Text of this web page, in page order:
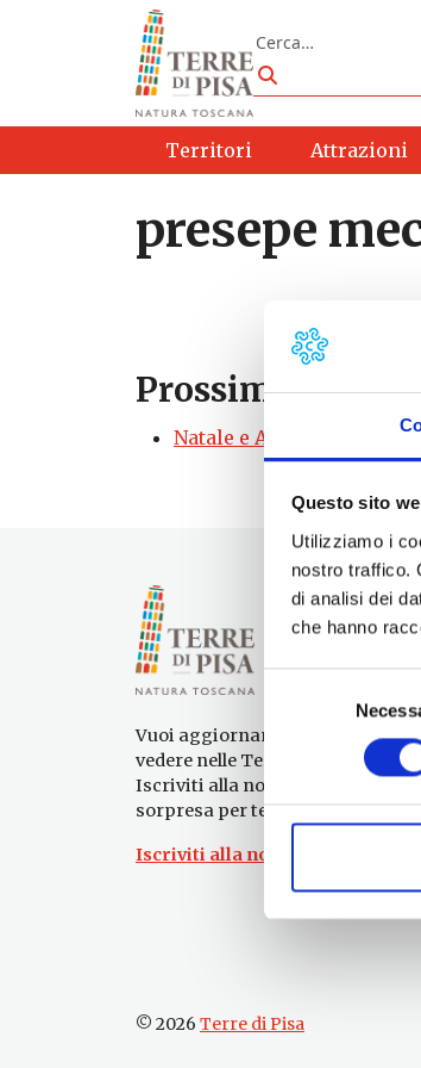
Questo sito
Utilizziamo i
nostro traffico.
di analisi dei
che hanno
consenso
Vai al contenuto
Cerca
Cerca
Territori Attrazioni
presepe
Prossimi eventi
Natale e Arte dei presepi
Vuoi aggiornamenti su cosa fare
vedere nelle Terre di Pisa?
Iscriviti alla nostra newsletter!
sorpresa per te!
Iscriviti alla nostra Newsletter!
© 2026 Terre di Pisa